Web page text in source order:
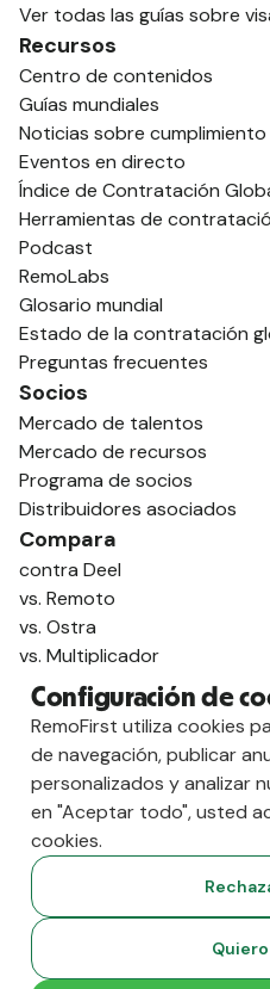
Ver todas las guías sobre
Recursos
Centro de contenidos
Guías mundiales
Noticias sobre
Eventos en directo
Índice de Contratación
Herramientas de
Podcast
RemoLabs
Glosario mundial
Estado de la contratación
Preguntas frecuentes
Socios
Mercado de talentos
Mercado de recursos
Programa de socios
Distribuidores asociados
Compara
contra Deel
vs. Remoto
vs. Ostra
vs. Multiplicador
RemoFirst Inc.
casa.
Configuración de
RemoFirst utiliza cookies
de navegación, publicar
personalizados y analizar
en "Aceptar todo", usted
cookies.